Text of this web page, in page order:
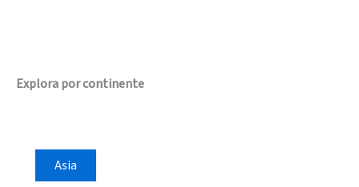
Explora por continente
Asia